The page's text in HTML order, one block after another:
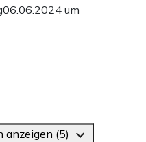
06.06.2024 um
(5)